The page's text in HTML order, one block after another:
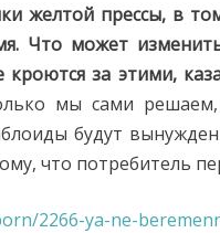
желтой прессы, в
Что может
за этими,
мы сами
будут
что потребитель
2266-ya-ne-